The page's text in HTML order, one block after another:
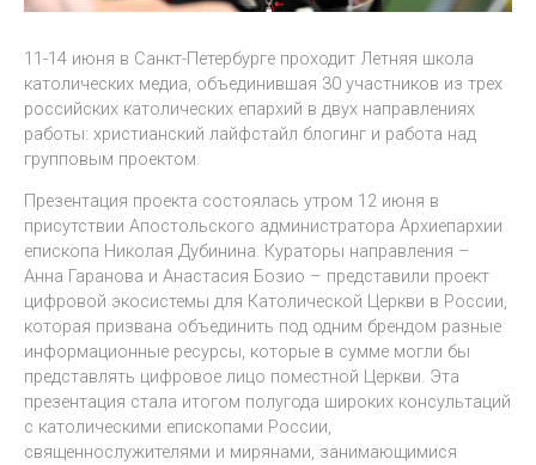
11-14 июня в Санкт-Петербурге проходит Летняя школа
католических медиа, объединившая 30 участников из трех
российских католических епархий в двух направлениях
работы: христианский лайфстайл блогинг и работа над
групповым проектом.
Презентация проекта состоялась утром 12 июня в
присутствии Апостольского администратора Архиепархии
епископа Николая Дубинина. Кураторы направления –
Анна Гаранова и Анастасия Бозио – представили проект
цифровой экосистемы для Католической Церкви в России,
которая призвана объединить под одним брендом разные
информационные ресурсы, которые в сумме могли бы
представлять цифровое лицо поместной Церкви. Эта
презентация стала итогом полугода широких консультаций
с католическими епископами России,
священнослужителями и мирянами, занимающимися